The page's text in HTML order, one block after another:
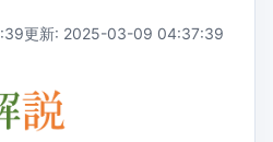
更新: 2025-03-09 04:37:39